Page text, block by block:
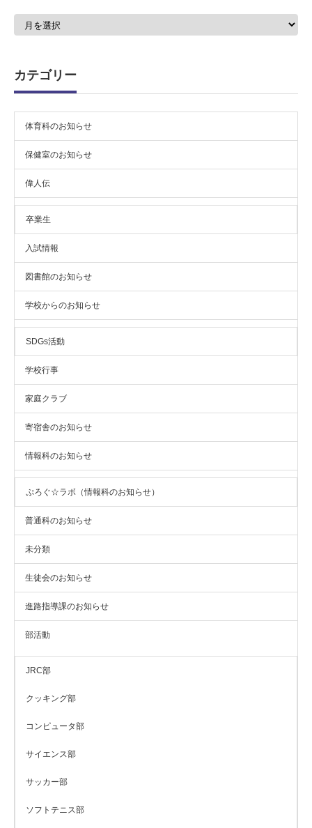
ア
カテゴリー
体育科のお知らせ
保健室のお知らせ
偉人伝
卒業生
入試情報
図書館のお知らせ
学校からのお知らせ
SDGs活動
学校行事
家庭クラブ
寄宿舎のお知らせ
情報科のお知らせ
ぷろぐ☆ラボ（情報科のお知らせ）
普通科のお知らせ
未分類
生徒会のお知らせ
進路指導課のお知らせ
部活動
JRC部
クッキング部
コンピュータ部
サイエンス部
サッカー部
ソフトテニス部